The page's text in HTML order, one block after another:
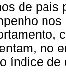
de pais
no
índice de